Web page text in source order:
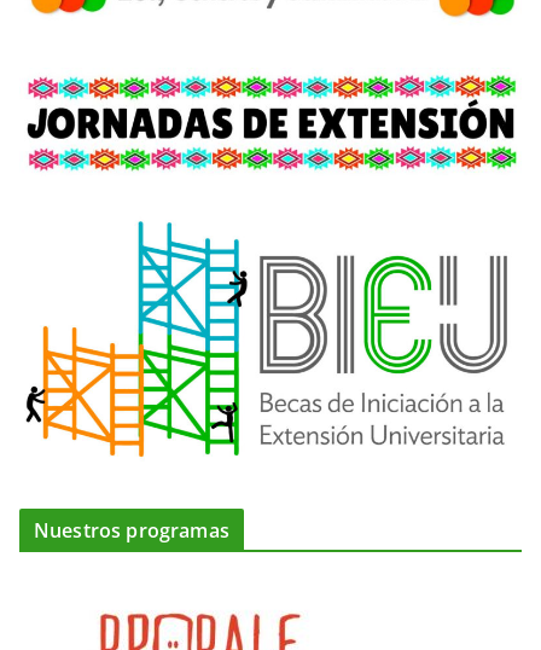
Nuestros programas